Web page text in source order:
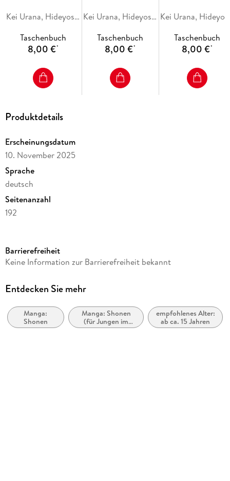
Kei Urana, Hideyoshi Andou
Taschenbuch
8,00 €*
Kei Urana, Hideyoshi Andou
Taschenbuch
8,00 €*
Taschenbuch
8,00 €*
Produktdetails
Erscheinungsdatum
10. November 2025
Sprache
deutsch
Seitenanzahl
192
Reihe
Autor/Autorin
Übersetzung
Julia Gstöttner
Barrierefreiheit
Keine Information zur Barrierefreiheit bekannt
Entdecken Sie mehr
Manga:
Shonen
Manga: Shonen
(für Jungen im
Teenageralter)
empfohlenes Alter:
ab ca. 15 Jahren